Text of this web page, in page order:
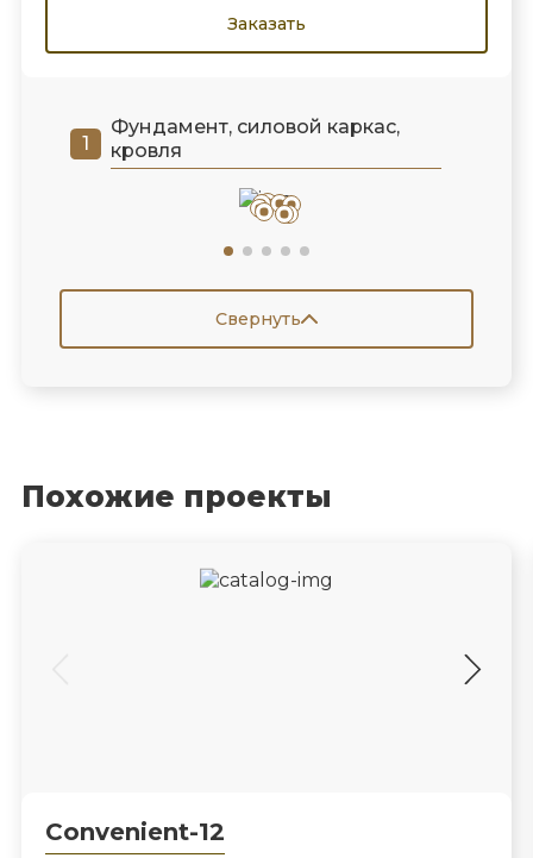
Фундамент, силовой каркас,
кровля
Свернуть
Заказать
Похожие проекты
Convenient-12